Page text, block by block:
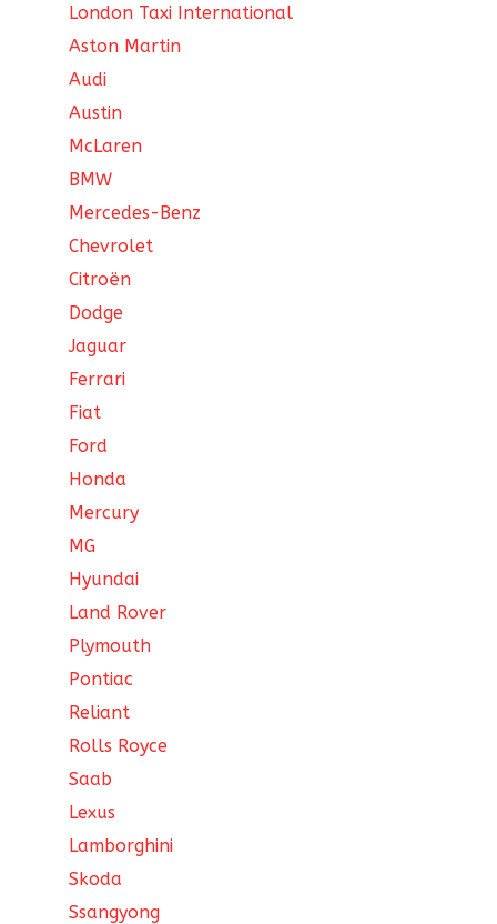
London Taxi International
Aston Martin
Audi
Austin
McLaren
BMW
Mercedes-Benz
Chevrolet
Citroën
Dodge
Jaguar
Ferrari
Fiat
Ford
Honda
Mercury
MG
Hyundai
Land Rover
Plymouth
Pontiac
Reliant
Rolls Royce
Saab
Lexus
Lamborghini
Skoda
Ssangyong